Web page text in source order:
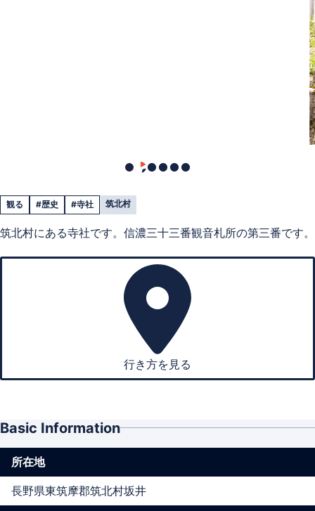
観る #歴史 #寺社 筑北村
筑北村にある寺社です。信濃三十三番観音札所の第三番です。
行き方を見る
Basic Information
所在地
長野県東筑摩郡筑北村坂井